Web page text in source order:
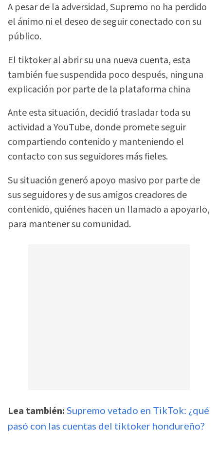
A pesar de la adversidad, Supremo no ha perdido
el ánimo ni el deseo de seguir conectado con su
público.
El tiktoker al abrir su una nueva cuenta, esta
también fue suspendida poco después, ninguna
explicación por parte de la plataforma china
Ante esta situación, decidió trasladar toda su
actividad a YouTube, donde promete seguir
compartiendo contenido y manteniendo el
contacto con sus seguidores más fieles.
Su situación generó apoyo masivo por parte de
sus seguidores y de sus amigos creadores de
contenido, quiénes hacen un llamado a apoyarlo,
para mantener su comunidad.
Lea también: Supremo vetado en TikTok: ¿qué
pasó con las cuentas del tiktoker hondureño?